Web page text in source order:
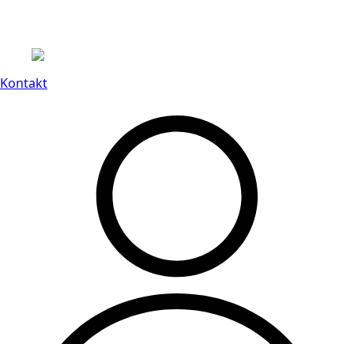
Kontakt